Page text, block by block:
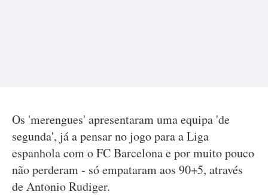
Os 'merengues' apresentaram uma equipa 'de
segunda', já a pensar no jogo para a Liga
espanhola com o FC Barcelona e por muito pouco
não perderam - só empataram aos 90+5, através
de Antonio Rudiger.